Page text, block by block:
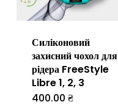
Силіконовий
захисний чохол для
рідера FreeStyle
Libre 1, 2, 3
400.00 ₴